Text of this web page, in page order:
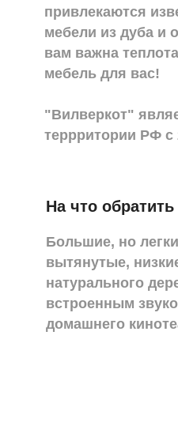
На что
привлекаются
мебели из дуба и
вам важна
мебель для вас!
"Вилверкот"
террритории РФ с
Большие, но
вытянутые,
натурального
встроенным
домашнего